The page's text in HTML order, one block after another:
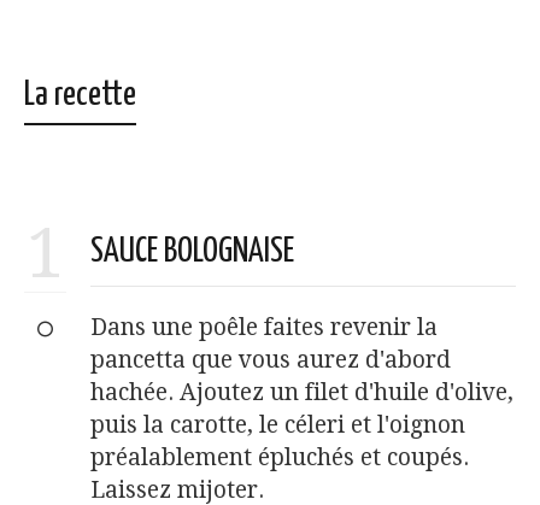
La recette
1 SAUCE BOLOGNAISE
Dans une poêle faites revenir la
pancetta que vous aurez d'abord
hachée. Ajoutez un filet d'huile d'olive,
puis la carotte, le céleri et l'oignon
préalablement épluchés et coupés.
Laissez mijoter.